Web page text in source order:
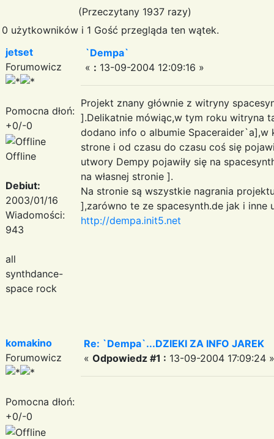
(Przeczytany 1937 razy)
0 użytkowników i 1 Gość przegląda ten wątek.
jetset
Forumowicz
Pomocna dłoń:
+0/-0
Offline
Debiut:
2003/01/16
Wiadomości:
943
all
synthdance-
space rock
`Dempa`
« : 13-09-2004 12:09:16 »
Projekt znany głównie z witryny
].Delikatnie mówiąc,w tym roku witryna
dodano info o albumie Spaceraider`a],w
strone i od czasu do czasu coś się
utwory Dempy pojawiły się na
na własnej stronie ].
Na stronie są wszystkie nagrania
],zarówno te ze spacesynth.de jak i inne
http://dempa.init5.net
komakino
Forumowicz
Pomocna dłoń:
+0/-0
Re: `Dempa`...DZIEKI ZA INFO JAREK
« Odpowiedz #1 : 13-09-2004 17:09:24 »